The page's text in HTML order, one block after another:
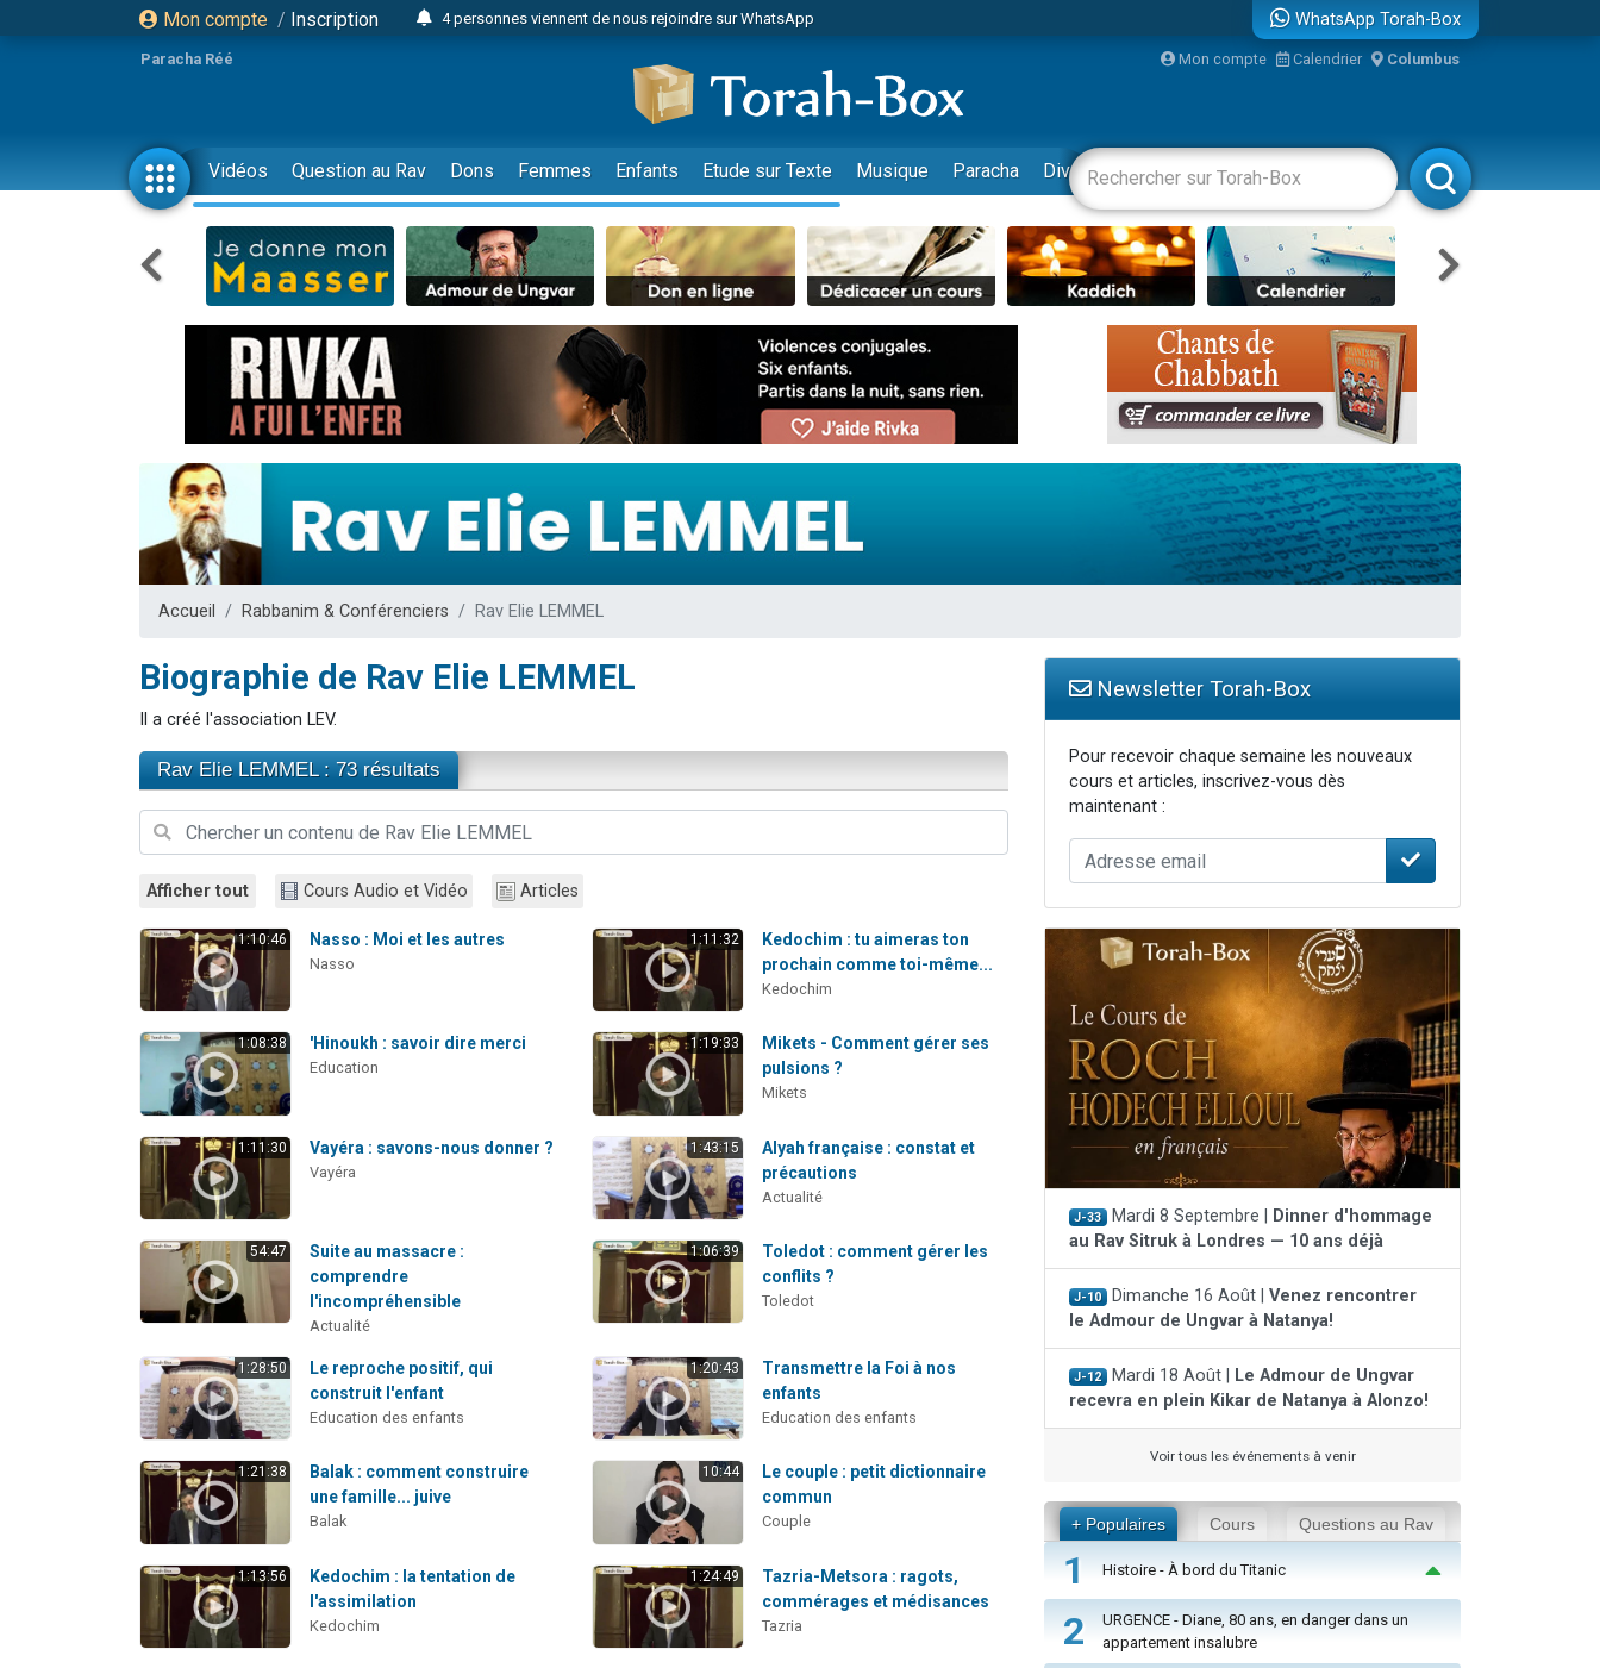
Mon compte / Inscription
4 personnes viennent de nous rejoindre sur WhatsApp
Odaya vient de donner son Maasser
3 personnes viennent de faire un don pour 5 jours de vacances aux Orphelins
3 personnes viennent de faire un don pour Diane, 80 ans, dans un appartement insalubre
13 personnes viennent de demander une bénédiction
2 personnes viennent de nous rejoindre sur WhatsApp
30 personnes viennent de faire un don pour Sauvez la jambe de Yohan
Il reste 49 places pour étudier en groupe sur Zoom
12 nouvelles musiques dans Torah-Box Music
3 personnes viennent de nous rejoindre sur WhatsApp
2 personnes viennent de nous rejoindre sur WhatsApp
3 personnes viennent de nous rejoindre sur WhatsApp
8 personnes viennent de faire un don pour Tsédaka : pauvres d'Israel
Nouvelle émission radio : Visions de grandeur n°104 : Le Chabbath et le Birkat Hamazone à travers le temps
61 personnes viennent de demander une bénédiction
Il reste 49 places pour étudier en groupe sur Zoom
WhatsApp Torah-Box
Paracha Réé Mon compte Calendrier Columbus
Vidéos Question au Rav Dons Femmes Enfants Etude sur Texte Musique Paracha Divertissements Livres Rabbanim
Accueil Rabbanim & Conférenciers Rav Elie LEMMEL
Biographie de Rav Elie LEMMEL
Il a créé l'association LEV.
Rav Elie LEMMEL : 73 résultats
Afficher tout Cours Audio et Vidéo Articles
1:10:46 Nasso : Moi et les autres
Nasso
1:11:32
Kedochim : tu aimeras ton
prochain comme toi-même...
Kedochim
1:08:38 'Hinoukh : savoir dire merci
Education
1:19:33
Mikets - Comment gérer ses
pulsions ?
Mikets
1:11:30 Vayéra : savons-nous donner ?
Vayéra
1:43:15
Alyah française : constat et
précautions
Actualité
54:47
Suite au massacre :
comprendre
l'incompréhensible
Actualité
1:06:39
Toledot : comment gérer les
conflits ?
Toledot
1:28:50
Le reproche positif, qui
construit l'enfant
Education des enfants
1:20:43
Transmettre la Foi à nos
enfants
Education des enfants
1:21:38
Balak : comment construire
une famille... juive
Balak
10:44
Le couple : petit dictionnaire
commun
Couple
1:13:56
Kedochim : la tentation de
l'assimilation
Kedochim
1:24:49
Tazria-Metsora : ragots,
commérages et médisances
Tazria
Newsletter Torah-Box
Pour recevoir chaque semaine les nouveaux
cours et articles, inscrivez-vous dès
maintenant :
J-33 Mardi 8 Septembre |
Dinner d'hommage
au Rav Sitruk à Londres — 10 ans déjà
J-10 Dimanche 16 Août | Venez rencontrer
le Admour de Ungvar à Natanya!
J-12 Mardi 18 Août |
Le Admour de Ungvar
recevra en plein Kikar de Natanya à Alonzo!
Voir tous les événements à venir
+ Populaires Cours Questions au Rav
1 Histoire - À bord du Titanic
2
URGENCE - Diane, 80 ans, en danger dans un
appartement insalubre